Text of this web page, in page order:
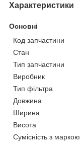
Характеристики
Основні
Код запчастини
Стан
Тип запчастини
Виробник
Тип фільтра
Довжина
Ширина
Висота
Сумісність з маркою